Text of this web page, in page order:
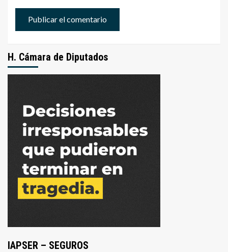
H. Cámara de Diputados
IAPSER – SEGUROS